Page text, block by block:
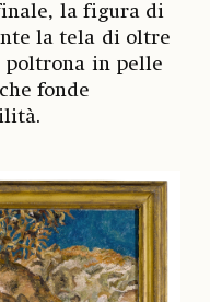
la figura di
la tela di oltre
poltrona in pelle
fonde